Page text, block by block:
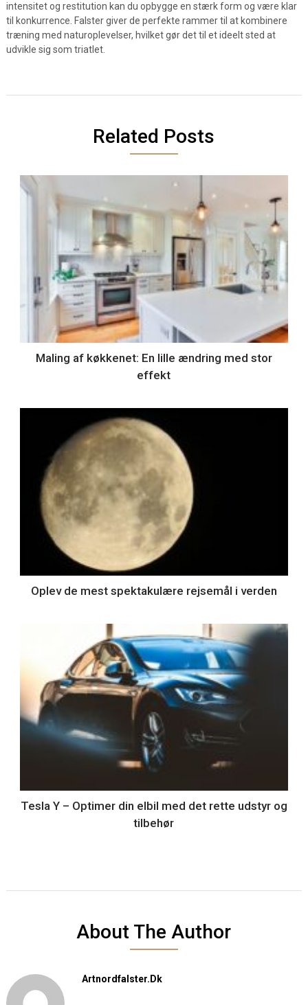
intensitet og restitution kan du opbygge en stærk form og være klar
til konkurrence. Falster giver de perfekte rammer til at kombinere
træning med naturoplevelser, hvilket gør det til et ideelt sted at
udvikle sig som triatlet.
Related Posts
Maling af køkkenet: En lille ændring med stor
effekt
Oplev de mest spektakulære rejsemål i verden
Tesla Y – Optimer din elbil med det rette udstyr og
tilbehør
About The Author
Artnordfalster.dk